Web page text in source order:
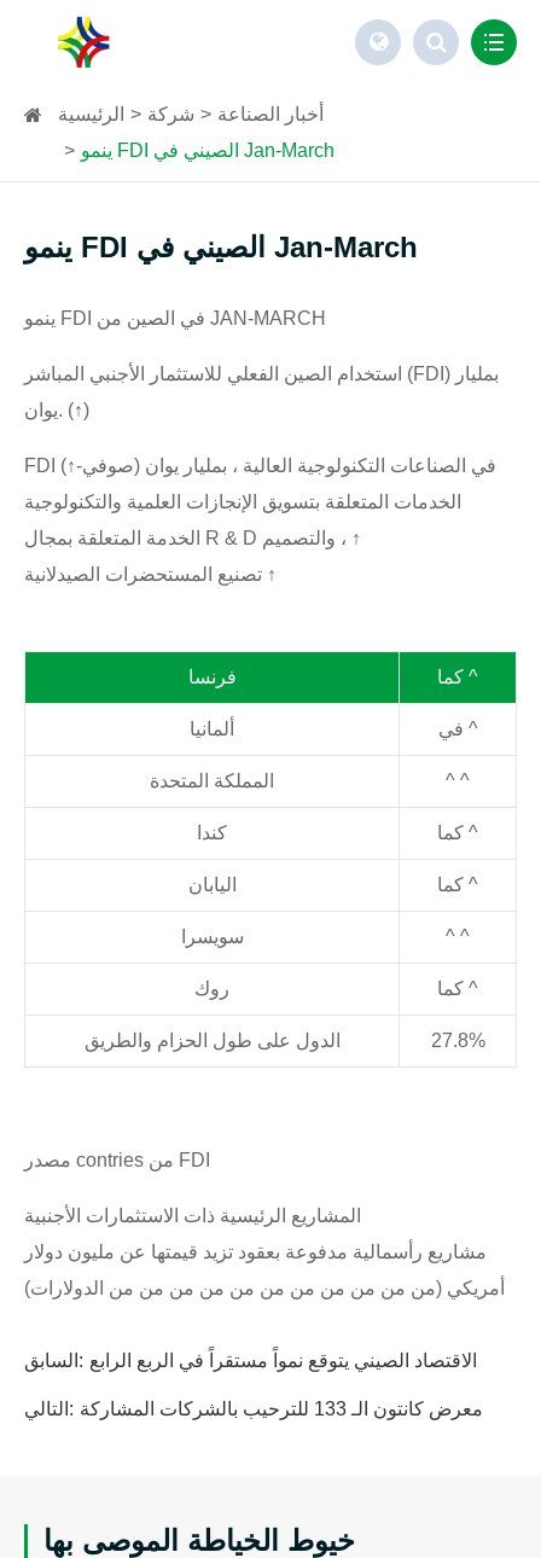
الرئيسية شركة
أخبار الصناعة
ينمو FDI الصيني في Jan-March
ينمو FDI الصيني في Jan-March
ينمو FDI في الصين من JAN-MARCH
استخدام الصين الفعلي للاستثمار الأجنبي المباشر (FDI) بمليار
يوان. (↑)
FDI في الصناعات التكنولوجية العالية ، بمليار يوان (صوفي-↑)
الخدمات المتعلقة بتسويق الإنجازات العلمية والتكنولوجية
الخدمة المتعلقة بمجال R & D والتصميم ، ↑
تصنيع المستحضرات الصيدلانية ↑
فرنسا كما ^
ألمانيا في ^
المملكة المتحدة ^ ^
كندا كما ^
اليابان كما ^
سويسرا ^ ^
روك كما ^
الدول على طول الحزام والطريق 27.8%
مصدر contries من FDI
المشاريع الرئيسية ذات الاستثمارات الأجنبية
مشاريع رأسمالية مدفوعة بعقود تزيد قيمتها عن مليون دولار
أمريكي (من من من من من من من من من من من الدولارات)
السابق: الاقتصاد الصيني يتوقع نمواً مستقراً في الربع الرابع
التالي: معرض كانتون الـ 133 للترحيب بالشركات المشاركة
خيوط الخياطة الموصى بها